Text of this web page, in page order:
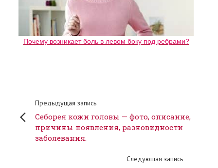
Почему возникает боль в левом боку под ребрами?
Предыдущая запись
Себорея кожи головы — фото, описание,
причины появления, разновидности
заболевания.
Следующая запись